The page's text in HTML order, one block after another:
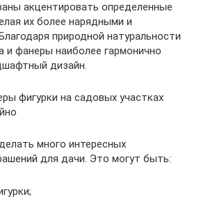
акцентировать определенные
их более нарядными и
природной натуральности
и фанеры наиболее гармонично
дизайн.
фигурки на садовых участках
много интересных
для дачи. Это могут быть: